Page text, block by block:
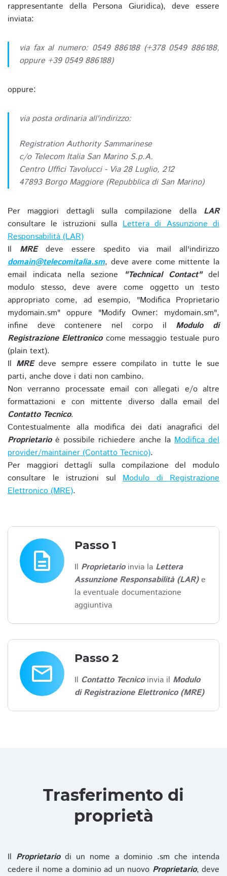
rappresentante della Persona Giuridica), deve essere
inviata:
via fax al numero: 0549 886188 (+378 0549 886188,
oppure +39 0549 886188)
oppure:
via posta ordinaria all'indirizzo:
Registration Authority Sammarinese
c/o Telecom Italia San Marino S.p.A.
Centro Uffici Tavolucci - Via 28 Luglio, 212
47893 Borgo Maggiore (Repubblica di San Marino)
Per maggiori dettagli sulla compilazione della LAR
consultare le istruzioni sullaLettera di Assunzione di
Responsabilità (LAR)
Il MREdeve essere spedito via mail all'indirizzo
domain@telecomitalia.sm, deve avere come mittente la
email indicata nella sezione
"Technical Contact"del
modulo stesso, deve avere come oggetto un testo
appropriato come, ad esempio, "Modifica Proprietario
mydomain.sm" oppure "Modify Owner: mydomain.sm",
infine deve contenere nel corpo il Modulo di
Registrazione Elettronicocome messaggio testuale puro
(plain text).
Il MREdeve sempre essere compilato in tutte le sue
parti, anche dove i dati non cambino.
Non verranno processate email con allegati e/o altre
formattazioni e con mittente diverso dalla email del
Contatto Tecnico.
Contestualmente alla modifica dei dati anagrafici del
Proprietarioè possibile richiedere anche laModifica del
provider/maintainer (Contatto Tecnico).
Per maggiori dettagli sulla compilazione del modulo
consultare le istruzioni sul Modulo di Registrazione
Elettronico (MRE).
description
Passo 1
Il Proprietarioinvia la Lettera
Assunzione Responsabilità (LAR)e
la eventuale documentazione
aggiuntiva
email
Passo 2
Il Contatto Tecnicoinvia il Modulo
di Registrazione Elettronico (MRE)
Trasferimento di
proprietà
Il Proprietariodi un nome a dominio .sm che intenda
cedere il nome a dominio ad un nuovo Proprietario, deve